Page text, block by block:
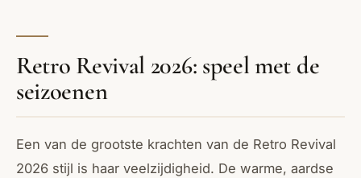
Retro Revival 2026: speel met de
seizoenen
Een van de grootste krachten van de Retro Revival
2026 stijl is haar veelzijdigheid. De warme, aardse